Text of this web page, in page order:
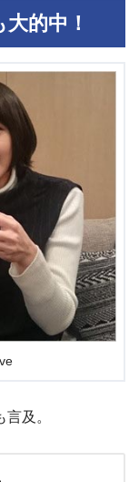
的中！
及。